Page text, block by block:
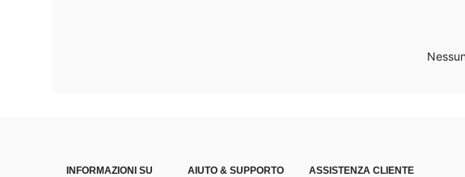
INFORMAZIONI SU
AIUTO & SUPPORTO
ASSISTENZA CLIENTE